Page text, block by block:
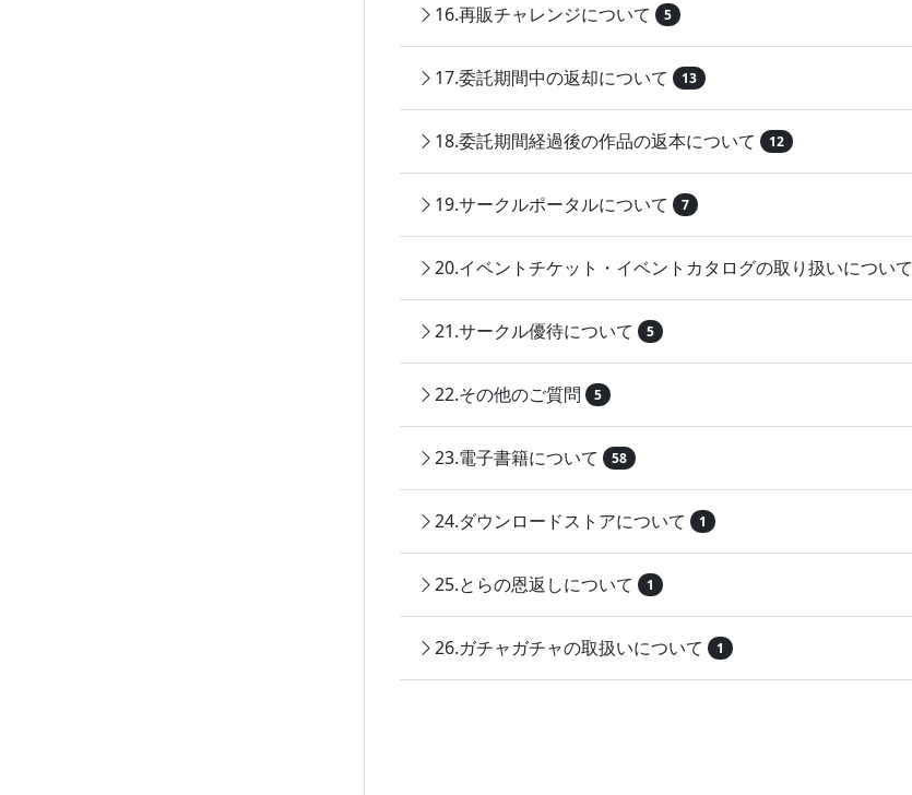
16.再販チャレンジについて 5
17.委託期間中の返却について 13
18.委託期間経過後の作品の返本について 12
19.サークルポータルについて 7
20.イベントチケット・イベントカタログの取り扱いについて
21.サークル優待について 5
22.その他のご質問 5
23.電子書籍について 58
24.ダウンロードストアについて 1
25.とらの恩返しについて 1
26.ガチャガチャの取扱いについて 1